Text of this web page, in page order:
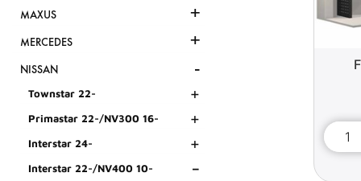
MAXUS +
MERCEDES +
NISSAN -
Townstar 22- +
Primastar 22-/NV300 16- +
Interstar 24- +
Interstar 22-/NV400 10- -